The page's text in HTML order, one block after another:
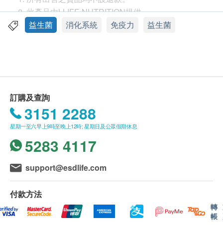
30粒
功效
康。
食用方法
建議每日服用一粒
成份
甜味劑 (木糖醇), 益生菌 (嗜酸乳桿菌, 乳雙歧桿菌, 乾
酪乳桿菌, 植物乳桿菌, 長雙歧桿菌, 副乾酪乳桿菌, 唾
液乳桿菌, 鼠李糖乳桿菌), 抗結劑 (微晶纖維素, 硬脂
酸, 硬脂酸鎂, 二氧化硅), 天然食用香料 (莓果,
2. 此產品由LLIFE NUTRITION提供。
3. 如有任何爭議，LIFE NUTRITION及健康網購
附加HK$50運費。
2. 我們將於確定訂單後3 - 5個工作天內安排發貨。
3. 不排除運送時間會因節日而有所影響。當八號烈風
訊號懸掛或黑色暴雨警告生效時，送貨服務時間將會
延遲。
4. 所有訂單須視乎相關貨品的供應情況再作最後確
認。倘若健康網購health.ESDlife未能提供任何訂單上
的貨品，健康網購health.ESDlife有權拒絕接受該訂
單，並且會於送貨前透過電話或電郵通知顧客再作安
排。
益生菌 消化系統 免疫力 益生菌
訂購及查詢
3151 2288
星期一至六早上9時至晚上12時; 星期日及公眾假期休息
5283 4117
support@esdlife.com
付款方法
轉
帳